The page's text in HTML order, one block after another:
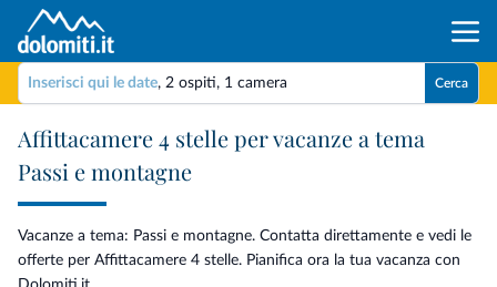
Inserisci qui le date, 2 ospiti, 1 camera Cerca
Affittacamere 4 stelle per vacanze a tema
Passi e montagne
Vacanze a tema: Passi e montagne. Contatta direttamente e vedi le
offerte per Affittacamere 4 stelle. Pianifica ora la tua vacanza con